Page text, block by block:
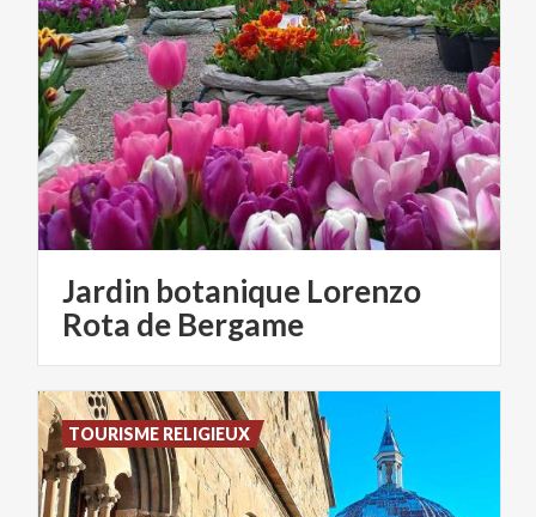
Jardin botanique Lorenzo
Rota de Bergame
TOURISME RELIGIEUX